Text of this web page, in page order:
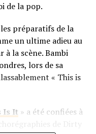
de la pop.
préparatifs de la
un ultime adieu au
à la scène. Bambi
lors de sa
« This is
Is It» a été confiées à